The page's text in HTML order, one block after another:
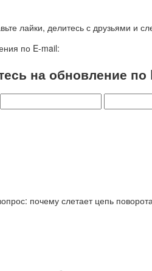
лайки, делитесь с друзьями и
по E-mail:
на обновление по
почему слетает цепь